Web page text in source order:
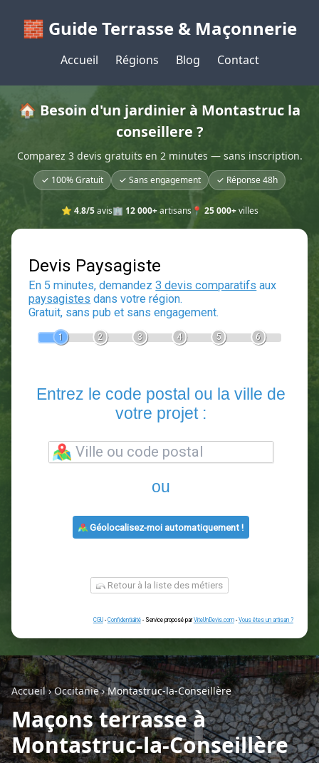
🧱 Guide Terrasse & Maçonnerie
Accueil Régions Blog Contact
🏠 Besoin d'un jardinier à Montastruc la
conseillere ?
Comparez 3 devis gratuits en 2 minutes — sans inscription.
✓ 100% Gratuit ✓ Sans engagement ✓ Réponse 48h
⭐ 4.8/5avis🏢 12 000+artisans📍 25 000+villes
Devis Paysagiste
En 5 minutes, demandez3 devis comparatifs
2 3
Entrez le code postal ou la
ou
Retour à la liste des métiers
CGU -Confidentialité- Service proposé parViteUnDevis.com-Vous
Accueil›Occitanie›Montastruc-la-Conseillère
Maçons terrasse à
Montastruc-la-Conseillère